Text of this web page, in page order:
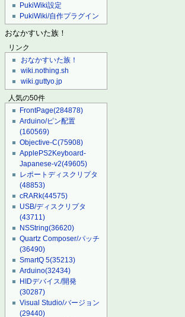
PukiWiki設定
PukiWiki/自作プラグイン
おなかすいた族！
リンク
おなかすいた族！
wiki.nothing.sh
wiki.guttyo.jp
人気の50件
FrontPage(284878)
Arduino/ピン配置
(160569)
Objective-C(75908)
ApplePS2Keyboard-
Japanese-v2(49605)
レポートディスクリプタ
(48853)
cRARk(44575)
USB/ディスクリプタ
(43711)
NSString(36620)
Quartz Composer/パッチ
(36490)
SmartQ 5(35213)
Arduino(32434)
HIDデバイス/開発
(30287)
Visual Studio/バージョン
(29440)